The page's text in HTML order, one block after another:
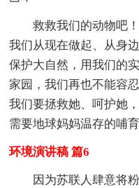
救救我们的动物吧
我们从现在做起、从身
保护大自然，用我们的
家园，我们再也不能容
我们要拯救她、呵护她
需要地球妈妈温存的哺育
环境演讲稿 篇6
因为苏联人肆意将